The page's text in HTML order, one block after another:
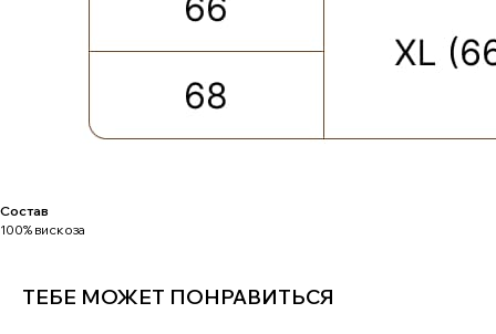
Состав
100% вискоза
ТЕБЕ МОЖЕТ ПОНРАВИТЬСЯ
ЗАДАЙТЕ ВОПРОС
УЗНАЙТЕ ПЕРВЫМИ